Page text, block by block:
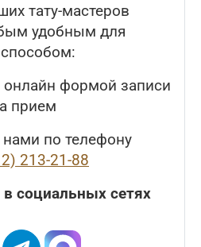
тату-мастеров
удобным для
онлайн формой записи
прием
нами по телефону
213-21-88
социальных сетях